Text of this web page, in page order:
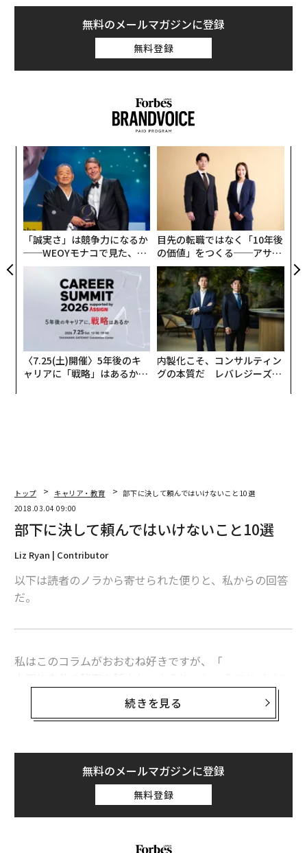
無料のメールマガジンに登録
無料登録
「誠実さ」は競争力になるか
──WEOYモナコで見た、く
ら寿司の経営哲学
目先の転職ではなく「10年後
の価値」をつくる──アサイ
ンの長期伴走型支援とは
〈7.25(土)開催〉5年後のキ
ャリアに「戦略」はあるか。
内製化こそ、コンサルティン
グの本質だ レバレジーズが
トップ キャリア・教育
部下に決して頼んではいけないこと10選
2018.03.04 09:00
部下に決して頼んではいけないこと10選
Liz Ryan | Contributor
以下は読者のノラから寄せられた便りと、私からの回答
だ。
私はこのコラムがおおむね好きですが、「
続きを見る
無料のメールマガジンに登録
無料登録